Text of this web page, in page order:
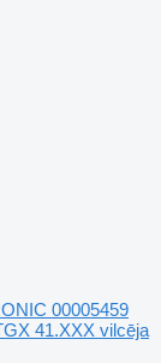
00005459
41.XXX vilcēja